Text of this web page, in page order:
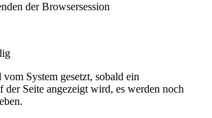
der Browsersession
vom System gesetzt, sobald ein
der Seite angezeigt wird, es werden noch